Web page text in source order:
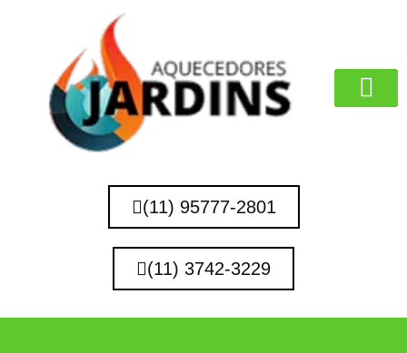
(11) 95777-2801
(11) 3742-3229